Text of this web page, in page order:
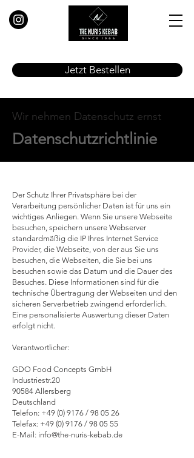
Jetzt Bestellen
Wir nehmen Datenschutz ernst
Datenschutzrichtlinie
Der Schutz Ihrer Privatsphäre bei der
Verarbeitung persönlicher Daten ist für uns ein
wichtiges Anliegen. Wenn Sie unsere Webseite
besuchen, speichern unsere Webserver
standardmäßig die IP Ihres Internet Service
Provider, die Webseite, von der aus Sie uns
besuchen, die Webseiten, die Sie bei uns
besuchen sowie das Datum und die Dauer des
Besuches. Diese Informationen sind für die
technische Übertragung der Webseiten und den
sicheren Serverbetrieb zwingend erforderlich.
Eine personalisierte Auswertung dieser Daten
erfolgt nicht.
Verantwortlicher:
GDO Food Concepts GmbH
Industriestr.20
90584 Allersberg
Deutschland
Telefon: +49 (0) 9176 / 98 05 26
Telefax: +49 (0) 9176 / 98 05 55
E-Mail: info@the-nuris-kebab.de